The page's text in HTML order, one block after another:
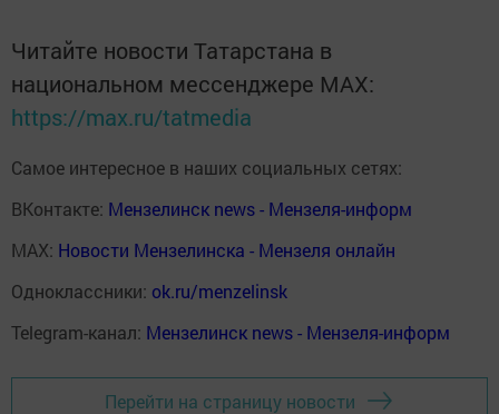
Читайте новости Татарстана в
национальном мессенджере MАХ:
https://max.ru/tatmedia
Самое интересное в наших социальных сетях:
ВКонтакте: Мензелинск news - Мензеля-информ
MAX: Новости Мензелинска - Мензеля онлайн
Одноклассники: ok.ru/menzelinsk
Telegram-канал: Мензелинск news - Мензеля-информ
Перейти на страницу новости